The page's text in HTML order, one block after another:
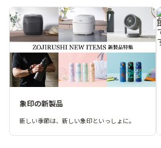
象印の新製品
新しい季節は、新しい象印といっしょに。